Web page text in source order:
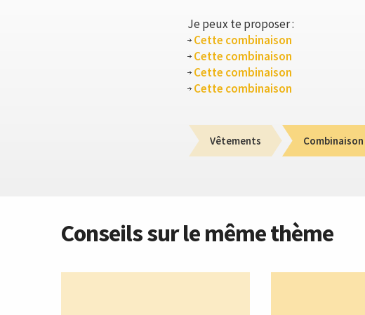
Je peux te proposer :
Cette combinaison
Cette combinaison
Cette combinaison
Cette combinaison
Vêtements Combinaison
Conseils sur le même thème